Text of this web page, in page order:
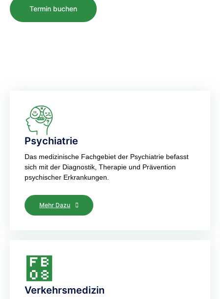
Termin buchen
Psychiatrie
Das medizinische Fachgebiet der Psychiatrie befasst
sich mit der Diagnostik, Therapie und Prävention
psychischer Erkrankungen.
Mehr Dazu
Verkehrsmedizin